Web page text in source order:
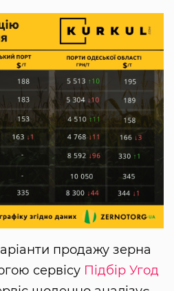
продажу зерна
сервісу Підбір Угод